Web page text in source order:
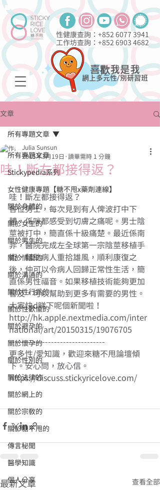
性健康查詢：+852 6077 3941
工作坊查詢：+852 6903 4682
喜歡我是我
網上多元性/別研習班
文章
所有專題文章
Stickypedia系列
女性健康專題【糖不甩x藥劑連線】
關於身體的
關於女生的
關於男生的
關於情愛的
關於溝通的
關於性行為的
關於性歡愉的
關於避孕的
關於懷孕的
關於性別的
關於法律的
關於網上的
關於宗教的
關於糖不甩的
傳言秘聞
醫學知識
個人分享
所有專題文章
哇！斷左都接得返？
Julia Sunsun
2015年3月19日
讀畢需時 1 分鐘
哇！斷左都接得返？
各位男士，每次見到有人俾波打中下
體，係咪都感受到切膚之痛呢。男士陰
莖被打中，簡直係十級痛楚。最近係南
非，醫院完成左全球第一宗陰莖移植手
術，幫助病人重拾雄風，順利康復之
後，仲可以令病人回歸正常性生活，簡
直係男性福音。如果移植技術能夠更加
普及，可以幫助到更多有需要的男性。
大家快d睇下呢個新聞啦！
http://hk.apple.nextmedia.com/inter
national/art/20150315/19076705
--------------------------------
更多性/愛知識，歡迎來糖不甩論壇傾
下。安心問，放心信。
https://discuss.stickyricelove.com/
最新文章 查看全部